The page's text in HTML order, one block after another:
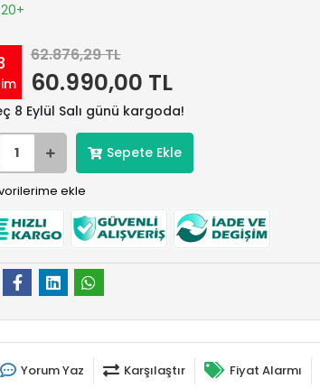
20+
62.876,29 TL
60.990,00 TL
8 Eylül Salı günü kargoda!
Sepete Ekle
ekle
Yorum Yaz Karşılaştır Fiyat Alarmı